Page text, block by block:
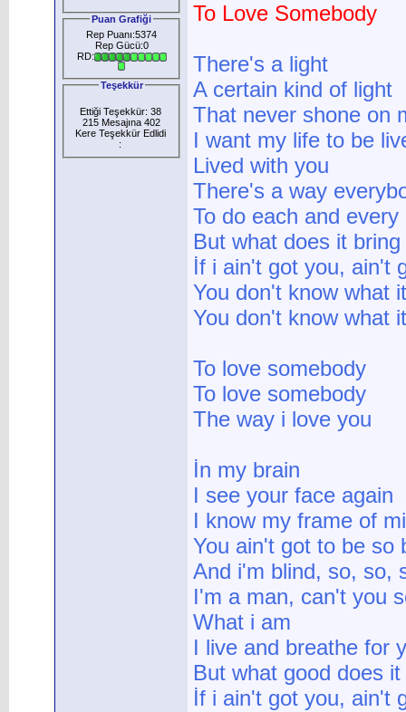
Puan Grafiği
Rep Puanı:5374
Rep Gücü:0
RD:
Teşekkür
Ettiği Teşekkür: 38
215 Mesajına 402
Kere Teşekkür Edlidi
:
To Love Somebody
There's a light
A certain kind of light
That never shone on
I want my life to be
Lived with you
There's a way
To do each and every
But what does it bring
İf i ain't got you, ain't
You don't know what
You don't know what
To love somebody
To love somebody
The way i love you
İn my brain
I see your face again
I know my frame of
You ain't got to be so
And i'm blind, so, so,
I'm a man, can't you
What i am
I live and breathe for
But what good does it
İf i ain't got you, ain't